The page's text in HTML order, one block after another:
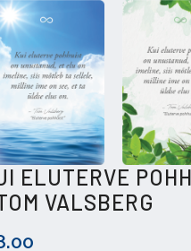
ELUTERVE
VALSBERG